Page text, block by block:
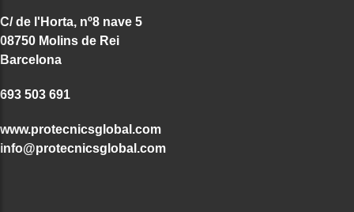
C/ de l'Horta, nº8 nave 5
08750 Molins de Rei
Barcelona
693 503 691
www.protecnicsglobal.com
info@protecnicsglobal.com